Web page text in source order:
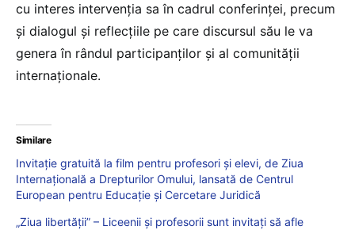
cu interes intervenția sa în cadrul conferinței, precum
și dialogul și reflecțiile pe care discursul său le va
genera în rândul participanților și al comunității
internaționale.
Similare
Invitație gratuită la film pentru profesori și elevi, de Ziua
Internațională a Drepturilor Omului, lansată de Centrul
European pentru Educație și Cercetare Juridică
„Ziua libertății” – Liceenii și profesorii sunt invitați să afle